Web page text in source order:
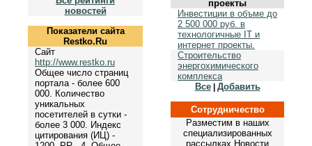
новостей
Показатели сайта
Restko.Ru
Сайт
http://www.restko.ru
Общее число страниц
портала - более 600
000. Количество
уникальных
посетителей в сутки -
более 3 000. Индекс
цитирования (ИЦ) -
проекты
Инвестиции в объме до
2 500 000 руб. в
технологичные IT и
интернет проекты.
Строительство
энергохимического
комплекса
Все| Добавить
Сотрудничество
Разместим в наших
специализированных
рассылках Новости